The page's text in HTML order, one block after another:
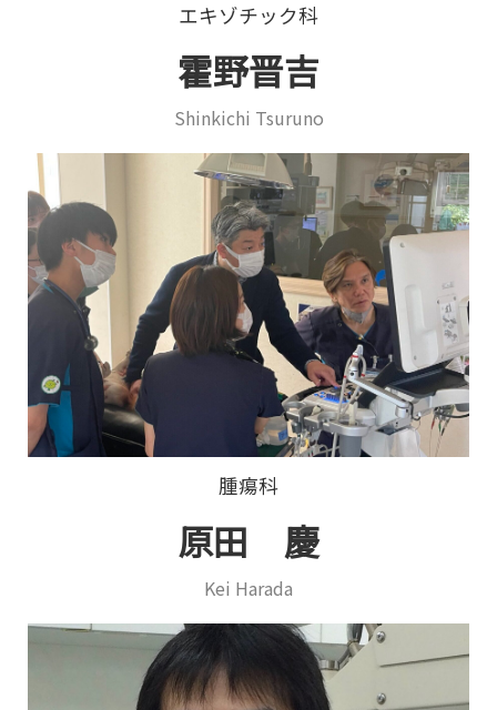
エキゾチック科
霍野晋吉
Shinkichi Tsuruno
腫瘍科
原田 慶
Kei Harada